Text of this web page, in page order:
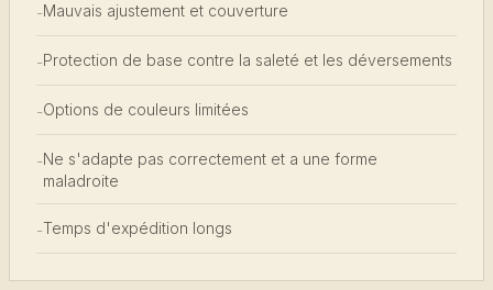
-Mauvais ajustement et couverture
-Protection de base contre la saleté et les déversements
-Options de couleurs limitées
-Ne s'adapte pas correctement et a une forme
maladroite
-Temps d'expédition longs